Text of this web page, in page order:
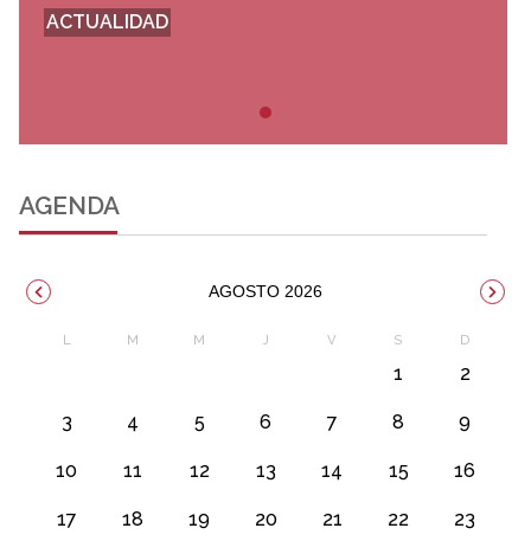
ACTUALIDAD
AGENDA
AGOSTO 2026
1 2
3 4 5 6 7 8 9
10 11 12 13 14 15 16
17 18 19 20 21 22 23